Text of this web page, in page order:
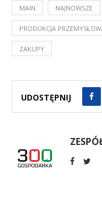
MAIN NAJNOWSZE
PRODUKCJA
ZAKUPY
UDOSTĘPNIJ